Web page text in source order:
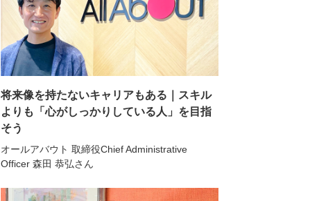
将来像を持たないキャリアもある｜スキル
よりも「心がしっかりしている人」を目指
そう
オールアバウト 取締役Chief Administrative
Officer 森田 恭弘さん